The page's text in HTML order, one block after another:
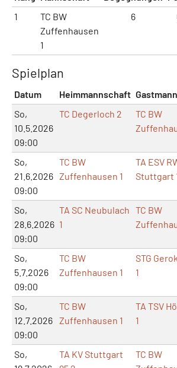
1
TC BW
Zuffenhausen
1
6
Spielplan
Datum Heimmannschaft
So,
10.5.2026
09:00
TC Degerloch 2
TC BW
So,
21.6.2026
09:00
TC BW
Zuffenhausen 1
TA ESV
Stuttgart
So,
28.6.2026
09:00
TA SC Neubulach
1
TC BW
So,
5.7.2026
09:00
TC BW
Zuffenhausen 1
STG
1
So,
12.7.2026
09:00
TC BW
Zuffenhausen 1
TA TSV
1
So,
TA KV Stuttgart
TC BW